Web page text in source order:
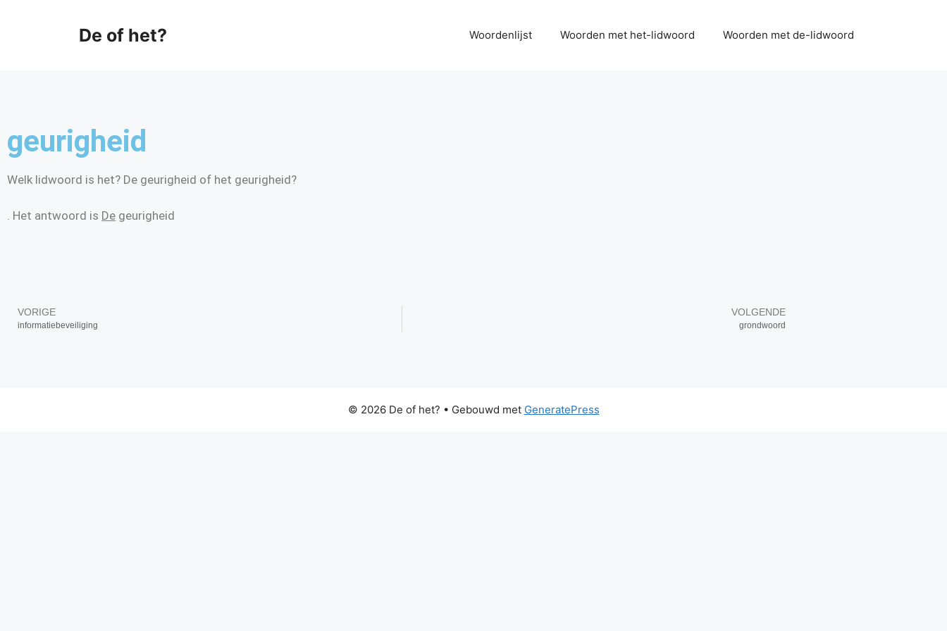
De of het? Woordenlijst Woorden met het-lidwoord Woorden met de-lidwoord
geurigheid
Welk lidwoord is het? De geurigheid of het geurigheid?
. Het antwoord is De geurigheid
VORIGE
informatiebeveiliging
VOLGENDE
grondwoord
© 2026 De of het? • Gebouwd met GeneratePress